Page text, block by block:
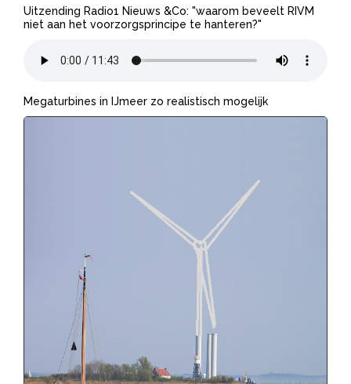
Uitzending Radio1 Nieuws &Co: "waarom beveelt RIVM
niet aan het voorzorgsprincipe te hanteren?"
Megaturbines in IJmeer zo realistisch mogelijk